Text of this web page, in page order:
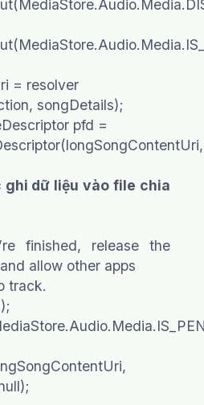
= resolver
songDetails);
pfd =
dữ liệu vào file chia
finished, release the
allow other apps
track.